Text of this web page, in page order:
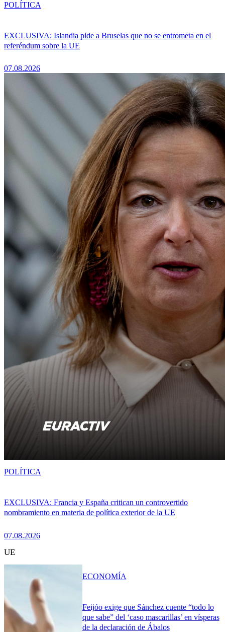
EXCLUSIVA: Islandia pide a Bruselas que no se entrometa en el
referéndum sobre la UE
07.08.2026
POLÍTICA
EXCLUSIVA: Francia y España critican un controvertido
nombramiento en materia de política exterior de la UE
07.08.2026
POLÍTICA
UE
Feijóo exige que Sánchez cuente “todo lo
que sabe” del ‘caso mascarillas’ en vísperas
de la declaración de Ábalos
ECONOMÍA